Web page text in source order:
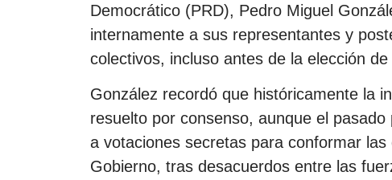
Democrático (PRD), Pedro Miguel
internamente a sus representantes y
colectivos, incluso antes de la elección
González recordó que históricamente la
resuelto por consenso, aunque el
a votaciones secretas para conformar
Gobierno, tras desacuerdos entre las